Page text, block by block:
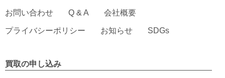
お問い合わせ Q & A 会社概要
プライバシーポリシー お知らせ SDGs
買取の申し込み